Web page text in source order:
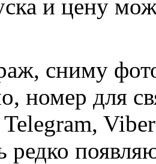
и цену
сниму
номер для
редко